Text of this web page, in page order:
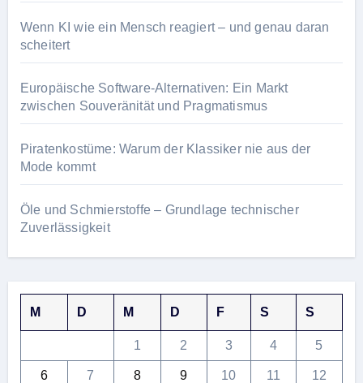
Wenn KI wie ein Mensch reagiert – und genau daran
scheitert
Europäische Software-Alternativen: Ein Markt
zwischen Souveränität und Pragmatismus
Piratenkostüme: Warum der Klassiker nie aus der
Mode kommt
Öle und Schmierstoffe – Grundlage technischer
Zuverlässigkeit
M D M D F S S
1 2 3 4 5
6 7 8 9 10 11 12